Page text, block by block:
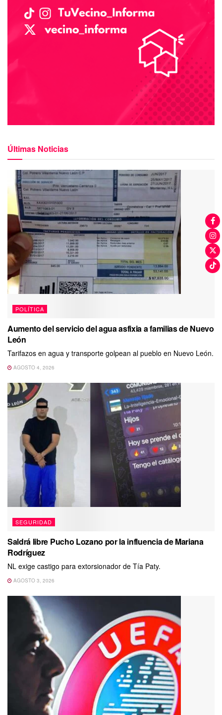
Últimas Noticias
POLÍTICA
Aumento del servicio del agua asfixia a familias de Nuevo
León
Tarifazos en agua y transporte golpean al pueblo en Nuevo León.
AGOSTO 4, 2026
SEGURIDAD
Saldrá libre Pucho Lozano por la influencia de Mariana
Rodríguez
NL exige castigo para extorsionador de Tía Paty.
AGOSTO 3, 2026